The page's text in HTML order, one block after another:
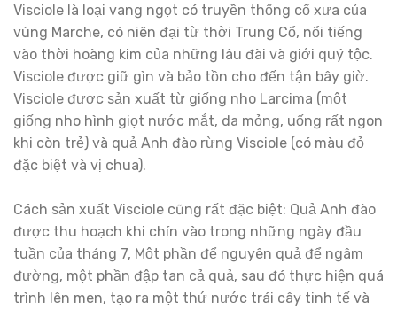
Visciole là loại vang ngọt có truyền thống cổ xưa của
vùng Marche, có niên đại từ thời Trung Cổ, nổi tiếng
vào thời hoàng kim của những lâu đài và giới quý tộc.
Visciole được giữ gìn và bảo tồn cho đến tận bây giờ.
Visciole được sản xuất từ giống nho Larcima (một
giống nho hình giọt nước mắt, da mỏng, uống rất ngon
khi còn trẻ) và quả Anh đào rừng Visciole (có màu đỏ
đặc biệt và vị chua).
Cách sản xuất Visciole cũng rất đặc biệt: Quả Anh đào
được thu hoạch khi chín vào trong những ngày đầu
tuần của tháng 7, Một phần để nguyên quả để ngâm
đường, một phần đập tan cả quả, sau đó thực hiện quá
trình lên men, tạo ra một thứ nước trái cây tinh tế và